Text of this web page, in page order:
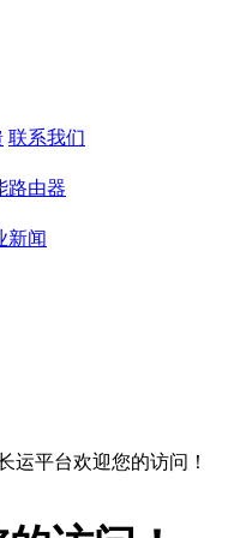
联系我们
路由器
新闻